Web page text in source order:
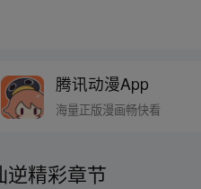
腾讯动漫App
海量正版漫画畅快看
逆精彩章节